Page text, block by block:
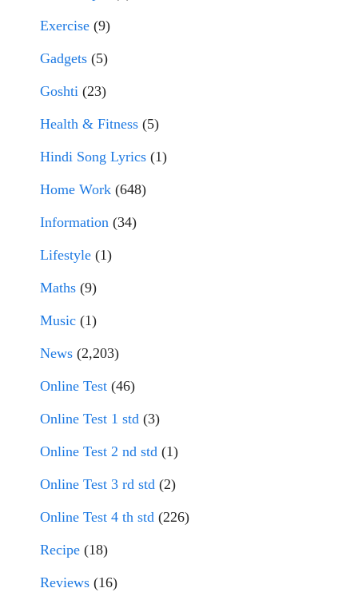
Exercise (9)
Gadgets (5)
Goshti (23)
Health & Fitness (5)
Hindi Song Lyrics (1)
Home Work (648)
Information (34)
Lifestyle (1)
Maths (9)
Music (1)
News (2,203)
Online Test (46)
Online Test 1 std (3)
Online Test 2 nd std (1)
Online Test 3 rd std (2)
Online Test 4 th std (226)
Recipe (18)
Reviews (16)